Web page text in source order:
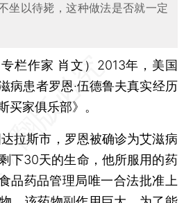
坐以待毙，这种做法是否就一定
栏作家 肖文） 2013年，美国
病患者罗恩·伍德鲁夫真实经历
买家俱乐部》。
斯市，罗恩被确诊为艾滋病
下30天的生命，他所服用的药
品药品管理局唯一合法批准上